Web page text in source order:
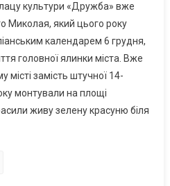
культури «Дружба» вже
Миколая, який цього року
календарем 6 грудня,
головної ялинки міста. Вже
місті замість штучної 14-
монтували на площі
живу зелену красуню біля